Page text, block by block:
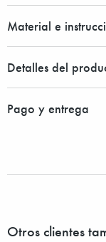
Material e
Detalles del
Pago y entrega
Otros clientes